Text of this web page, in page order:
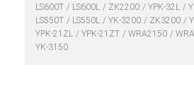
LS600T LS600L ZK2200 YPK-32L
LS550T
LS550L YK-3200 ZK3200
YPK-21ZL
YPK-21ZT WRA2150
YK-3150